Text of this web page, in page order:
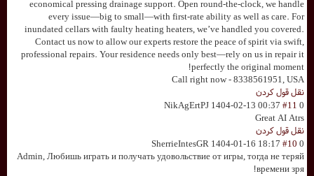
economical pressing drainage support. Open round-the-clock, we handle
every issue—big to small—with first-rate ability as well as care. For
inundated cellars with faulty heating heaters, we’ve handled you covered.
Contact us now to allow our experts restore the peace of spirit via swift,
professional repairs. Your residence needs only best—rely on us in repair it
perfectly the original moment!
Call right now - 8338561951, USA
نقل قول کردن
0
#11
NikAgErtPJ 1404-02-13 00:37
Great AI Atrs
نقل قول کردن
0
#10
SherrieIntesGR 1404-01-16 18:17
Admin, Любишь играть и получать удовольствие от игры, тогда не теряй
времени зря!